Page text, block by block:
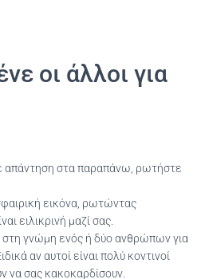
οι άλλοι για
απάντηση στα παραπάνω, ρωτήστε
εικόνα, ρωτώντας
ειλικρινή μαζί σας.
στη γνώμη ενός ή δύο ανθρώπων για
αν αυτοί είναι πολύ κοντινοί
να σας κακοκαρδίσουν.